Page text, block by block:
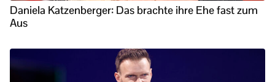
Daniela Katzenberger: Das brachte ihre Ehe fast zum
Aus